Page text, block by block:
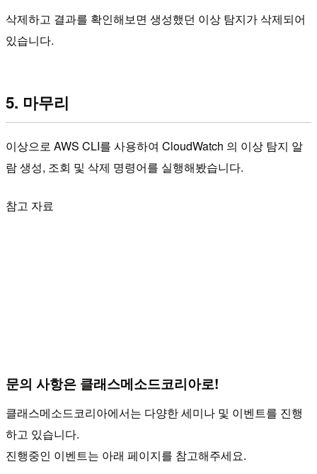
삭제하고 결과를 확인해보면 생성했던 이상 탐지가 삭제되어
있습니다.
5. 마무리
이상으로 AWS CLI를 사용하여 CloudWatch 의 이상 탐지 알
람 생성, 조회 및 삭제 명령어를 실행해봤습니다.
참고 자료
문의 사항은 클래스메소드코리아로!
클래스메소드코리아에서는 다양한 세미나 및 이벤트를 진행
하고 있습니다.
진행중인 이벤트는 아래 페이지를 참고해주세요.